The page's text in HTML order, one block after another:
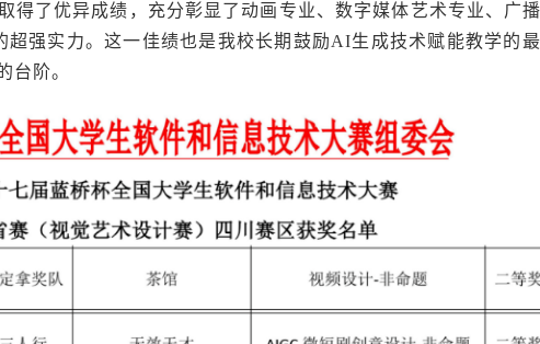
得了优异成绩，充分彰显了动画专业、数字媒体艺术专业、广
超强实力。这一佳绩也是我校长期鼓励AI生成技术赋能教学的
台阶。